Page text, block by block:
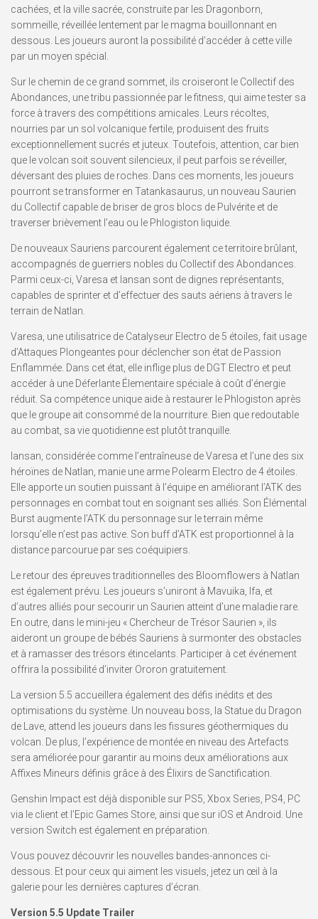
cachées, et la ville sacrée, construite par les Dragonborn,
sommeille, réveillée lentement par le magma bouillonnant en
dessous. Les joueurs auront la possibilité d’accéder à cette ville
par un moyen spécial.
Sur le chemin de ce grand sommet, ils croiseront le Collectif des
Abondances, une tribu passionnée par le fitness, qui aime tester sa
force à travers des compétitions amicales. Leurs récoltes,
nourries par un sol volcanique fertile, produisent des fruits
exceptionnellement sucrés et juteux. Toutefois, attention, car bien
que le volcan soit souvent silencieux, il peut parfois se réveiller,
déversant des pluies de roches. Dans ces moments, les joueurs
pourront se transformer en Tatankasaurus, un nouveau Saurien
du Collectif capable de briser de gros blocs de Pulvérite et de
traverser brièvement l’eau ou le Phlogiston liquide.
De nouveaux Sauriens parcourent également ce territoire brûlant,
accompagnés de guerriers nobles du Collectif des Abondances.
Parmi ceux-ci, Varesa et Iansan sont de dignes représentants,
capables de sprinter et d’effectuer des sauts aériens à travers le
terrain de Natlan.
Varesa, une utilisatrice de Catalyseur Electro de 5 étoiles, fait usage
d’Attaques Plongeantes pour déclencher son état de Passion
Enflammée. Dans cet état, elle inflige plus de DGT Electro et peut
accéder à une Déferlante Élementaire spéciale à coût d’énergie
réduit. Sa compétence unique aide à restaurer le Phlogiston après
que le groupe ait consommé de la nourriture. Bien que redoutable
au combat, sa vie quotidienne est plutôt tranquille.
Iansan, considérée comme l’entraîneuse de Varesa et l’une des six
héroïnes de Natlan, manie une arme Polearm Electro de 4 étoiles.
Elle apporte un soutien puissant à l’équipe en améliorant l’ATK des
personnages en combat tout en soignant ses alliés. Son Élémental
Burst augmente l’ATK du personnage sur le terrain même
lorsqu’elle n’est pas active. Son buff d’ATK est proportionnel à la
distance parcourue par ses coéquipiers.
Le retour des épreuves traditionnelles des Bloomflowers à Natlan
est également prévu. Les joueurs s’uniront à Mavuika, Ifa, et
d’autres alliés pour secourir un Saurien atteint d’une maladie rare.
En outre, dans le mini-jeu « Chercheur de Trésor Saurien », ils
aideront un groupe de bébés Sauriens à surmonter des obstacles
et à ramasser des trésors étincelants. Participer à cet événement
offrira la possibilité d’inviter Ororon gratuitement.
La version 5.5 accueillera également des défis inédits et des
optimisations du système. Un nouveau boss, la Statue du Dragon
de Lave, attend les joueurs dans les fissures géothermiques du
volcan. De plus, l’expérience de montée en niveau des Artefacts
sera améliorée pour garantir au moins deux améliorations aux
Affixes Mineurs définis grâce à des Élixirs de Sanctification.
Genshin Impact est déjà disponible sur PS5, Xbox Series, PS4, PC
via le client et l’Epic Games Store, ainsi que sur iOS et Android. Une
version Switch est également en préparation.
Vous pouvez découvrir les nouvelles bandes-annonces ci-
dessous. Et pour ceux qui aiment les visuels, jetez un œil à la
galerie pour les dernières captures d’écran.
Version 5.5 Update Trailer